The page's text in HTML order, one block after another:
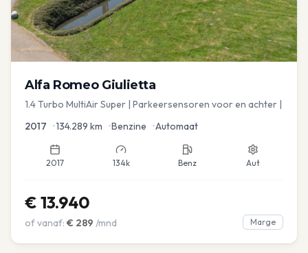
Alfa Romeo Giulietta
1.4 Turbo MultiAir Super | Parkeersensoren voor en achter |
2017 •134.289 km •Benzine •Automaat
2017 134k Benz Aut
€ 13.940
of vanaf: € 289 /mnd Marge